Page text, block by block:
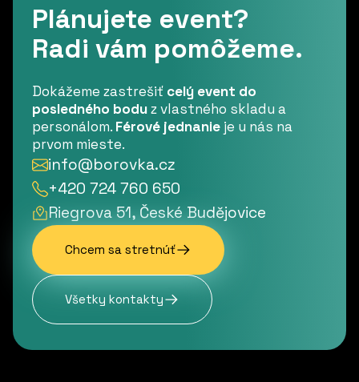
Plánujete event?
Radi vám pomôžeme.
Dokážeme zastrešiť celý event do
posledného boduz vlastného skladu a
personálom. Férové jednanie je u nás na
prvom mieste.
info@borovka.cz
+420 724 760 650
Riegrova 51, České Budějovice
Chcem sa stretnúť
Všetky kontakty